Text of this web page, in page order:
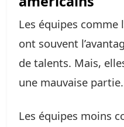
Les équipes comme
ont souvent
de talents. Mais,
une mauvaise partie.
Les équipes moins